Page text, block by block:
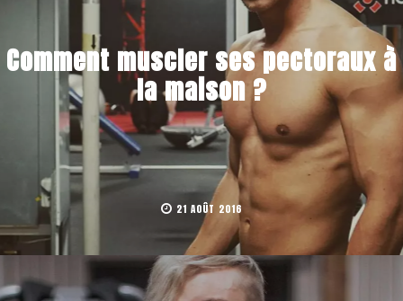
Comment muscler ses pectoraux à
la maison ?
21 AOÛT 2016